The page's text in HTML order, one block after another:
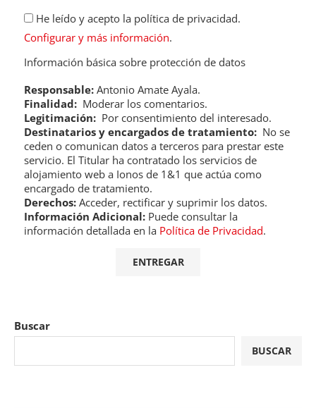
He leído y acepto la política de privacidad.
Configurar y más información.
Información básica sobre protección de datos
Responsable: Antonio Amate Ayala.
Finalidad: Moderar los comentarios.
Legitimación: Por consentimiento del interesado.
Destinatarios y encargados de tratamiento: No se
ceden o comunican datos a terceros para prestar este
servicio. El Titular ha contratado los servicios de
alojamiento web a Ionos de 1&1 que actúa como
encargado de tratamiento.
Derechos: Acceder, rectificar y suprimir los datos.
Información Adicional: Puede consultar la
información detallada en la Política de Privacidad.
Buscar
BUSCAR